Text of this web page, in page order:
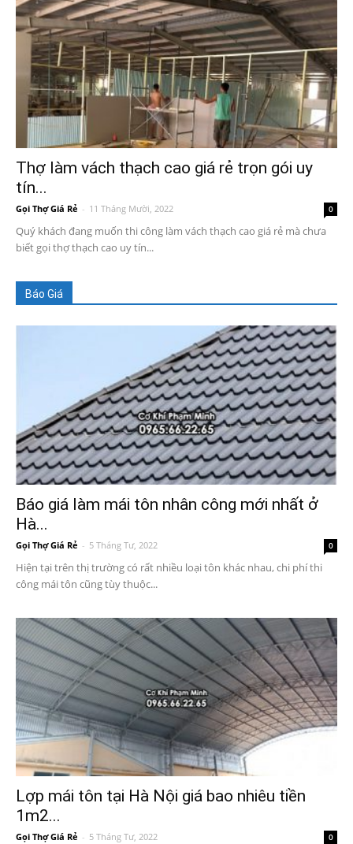
Thợ làm vách thạch cao giá rẻ trọn gói uy
tín...
Gọi Thợ Giá Rẻ - 11 Tháng Mười, 2022 0
Quý khách đang muốn thi công làm vách thạch cao giá rẻ mà chưa
biết gọi thợ thạch cao uy tín...
Báo Giá
Báo giá làm mái tôn nhân công mới nhất ở
Hà...
Gọi Thợ Giá Rẻ - 5 Tháng Tư, 2022 0
Hiện tại trên thị trường có rất nhiều loại tôn khác nhau, chi phí thi
công mái tôn cũng tùy thuộc...
Lợp mái tôn tại Hà Nội giá bao nhiêu tiền
1m2...
Gọi Thợ Giá Rẻ - 5 Tháng Tư, 2022 0